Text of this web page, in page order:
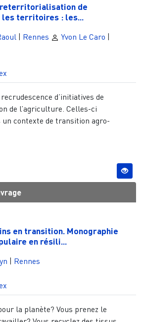
de
les territoires : les...
| Rennes Yvon Le Caro |
d’initiatives de
de l’agriculture. Celles-ci
un contexte de transition agro-
en transition. Monographie
en résili...
| Rennes
la planète? Vous prenez le